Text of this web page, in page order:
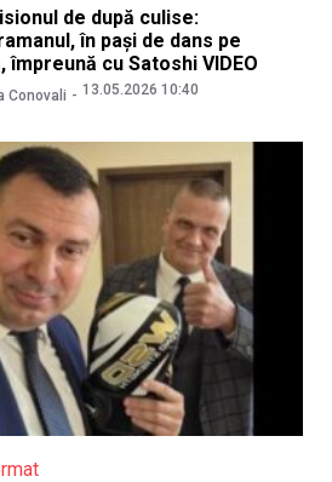
de după culise:
în pași de dans pe
împreună cu Satoshi VIDEO
Conovali 13.05.2026 10:40